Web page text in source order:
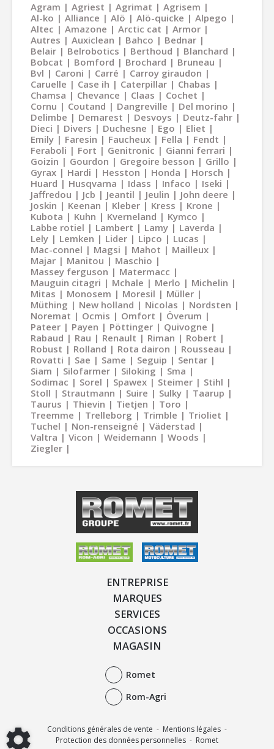
Agram Agriest Agrimat
Agrisem
Al-ko
Alliance Alö Alö-quicke
Alpego
Altec
Amazone Arctic cat
Armor
Autres
Auxiclean Bahco
Bednar
Belair
Belrobotics Berthoud
Blanchard
Bobcat
Bomford Brochard
Bruneau
Bvl
Caroni Carré
Carroy giraudon
Caruelle
Case ih Caterpillar
Chabas
Chamsa
Chevance Claas
Cochet
Cornu
Coutand Dangreville
Del morino
Delimbe
Demarest Desvoys
Deutz-fahr
Dieci
Divers Duchesne Ego
Eliet
Emily
Faresin Faucheux Fella
Fendt
Feraboli
Fort Genitronic
Gianni ferrari
Goizin
Gourdon Gregoire besson
Grillo
Gyrax
Hardi Hesston Honda
Horsch
Huard
Husqvarna Idass Infaco
Iseki
Jaffredou
Jcb Jeantil Jeulin
John deere
Joskin
Keenan Kleber Kress
Krone
Kubota
Kuhn Kverneland
Kymco
Labbe rotiel
Lambert Lamy
Laverda
Lely
Lemken Lider Lipco
Lucas
Mac-connel
Magsi Mahot
Mailleux
Majar
Manitou
Maschio
Massey ferguson
Matermacc
Mauguin citagri
Mchale Merlo
Michelin
Mitas
Monosem Moresil
Müller
Müthing
New holland Nicolas
Nordsten
Noremat
Ocmis Omfort
Överum
Pateer
Payen Pöttinger
Quivogne
Rabaud
Rau Renault Riman
Robert
Robust
Rolland Rota dairon
Rousseau
Rovatti
Sae Same Seguip
Sentar
Siam
Silofarmer Siloking
Sma
Sodimac
Sorel Spawex Steimer
Stihl
Stoll
Strautmann Suire Sulky
Taarup
Taurus
Thievin Tietjen
Toro
Treemme
Trelleborg Trimble
Trioliet
Tuchel
Non-renseigné
Väderstad
Valtra
Vicon Weidemann
Woods
Ziegler
ENTREPRISE
MARQUES
SERVICES
OCCASIONS
MAGASIN
Romet
Rom-Agri
Conditions générales de vente - Mentions légales -
Protection des données personnelles - Romet